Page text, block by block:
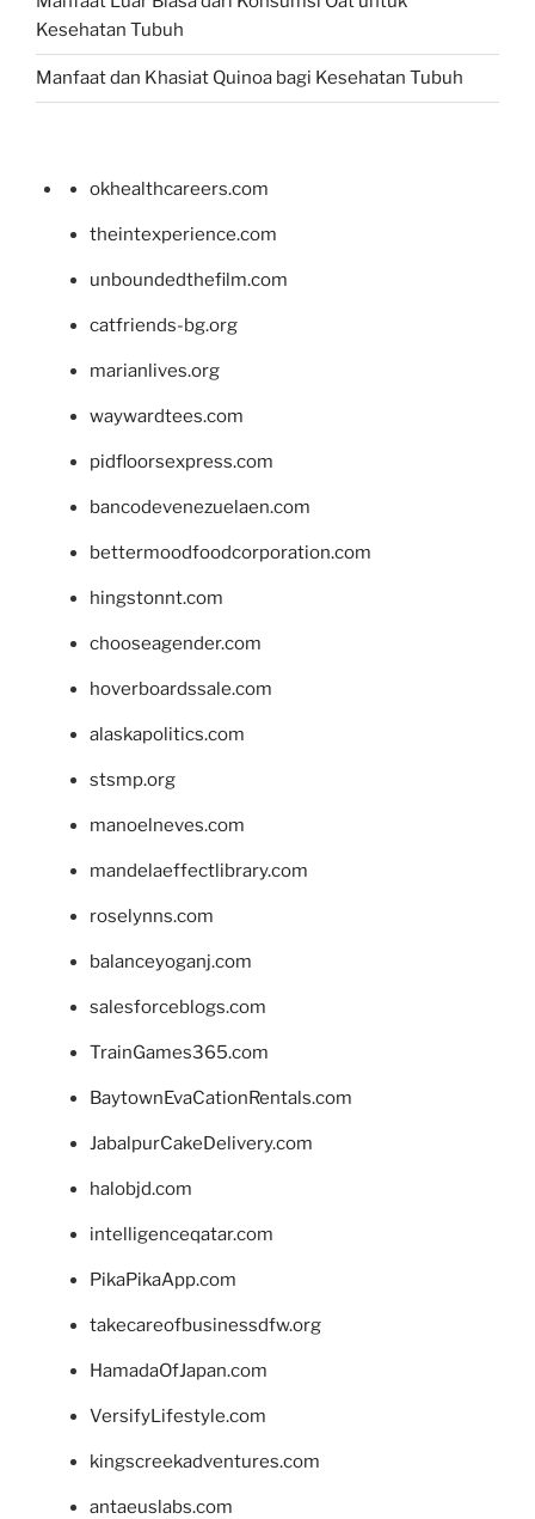
Kesehatan Tubuh
Manfaat dan Khasiat Quinoa bagi Kesehatan Tubuh
okhealthcareers.com
theintexperience.com
unboundedthefilm.com
catfriends-bg.org
marianlives.org
waywardtees.com
pidfloorsexpress.com
bancodevenezuelaen.com
bettermoodfoodcorporation.com
hingstonnt.com
chooseagender.com
hoverboardssale.com
alaskapolitics.com
stsmp.org
manoelneves.com
mandelaeffectlibrary.com
roselynns.com
balanceyoganj.com
salesforceblogs.com
TrainGames365.com
BaytownEvaCationRentals.com
JabalpurCakeDelivery.com
halobjd.com
intelligenceqatar.com
PikaPikaApp.com
takecareofbusinessdfw.org
HamadaOfJapan.com
VersifyLifestyle.com
kingscreekadventures.com
antaeuslabs.com